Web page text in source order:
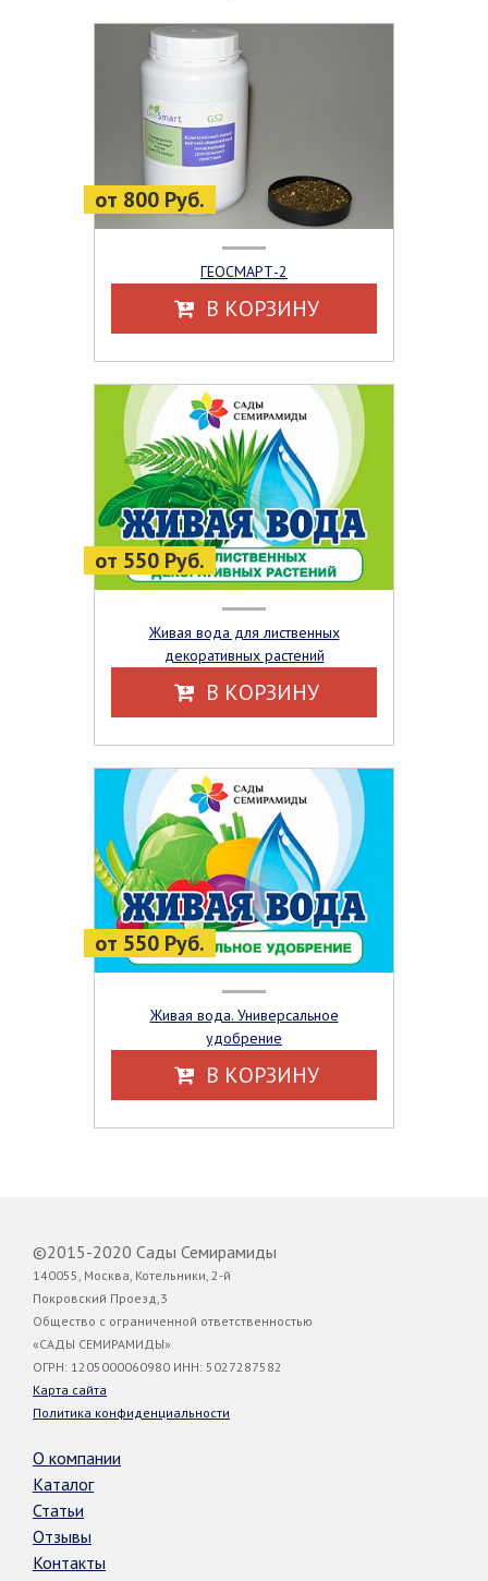
от 800 Руб.
ГЕОСМАРТ-2
В КОРЗИНУ
от 550 Руб.
Живая вода для лиственных
декоративных растений
В КОРЗИНУ
от 550 Руб.
Живая вода. Универсальное
удобрение
В КОРЗИНУ
©2015-2020 Сады Семирамиды
140055, Москва, Котельники, 2-й
Покровский Проезд,3
Общество с ограниченной ответственностью
«САДЫ СЕМИРАМИДЫ»
ОГРН: 1205000060980 ИНН: 5027287582
Карта сайта
Политика конфиденциальности
О компании
Каталог
Статьи
Отзывы
Контакты